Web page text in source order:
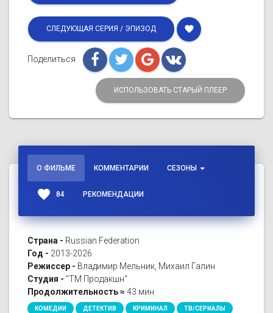
СЛЕДУЮЩАЯ СЕРИЯ / ЭПИЗОД favorite
Поделиться
ИСПОЛЬЗОВАТЬ СТАРЫЙ ПЛЕЕР
О ФИЛЬМЕ КОММЕНТАРИИ СЕЗОНЫ
favorite 84 РЕКОМЕНДАЦИИ
Страна - Russian Federation
Год - 2013-2026
Режиссер - Владимир Мельник, Михаил Галин
Студия - "ТМ Продакшн"
Продолжительность ≈ 43 мин
КОМЕДИИ ДЕТЕКТИВ КРИМИНАЛ ТВ/СЕРИАЛЫ